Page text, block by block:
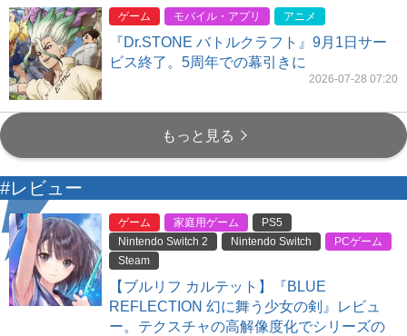
ゲーム モバイル・アプリ アニメ
『Dr.STONE バトルクラフト』9月1日サー
ビス終了。5周年での幕引きに
2026-07-28 07:20
もっと見る
#レビュー
ゲーム 家庭用ゲーム
PS5
Nintendo Switch 2
Nintendo Switch
PCゲーム
Steam
【ブルリフ カルテット】『BLUE
REFLECTION 幻に舞う少女の剣』レビュ
ー。テクスチャの高解像度化でシリーズの